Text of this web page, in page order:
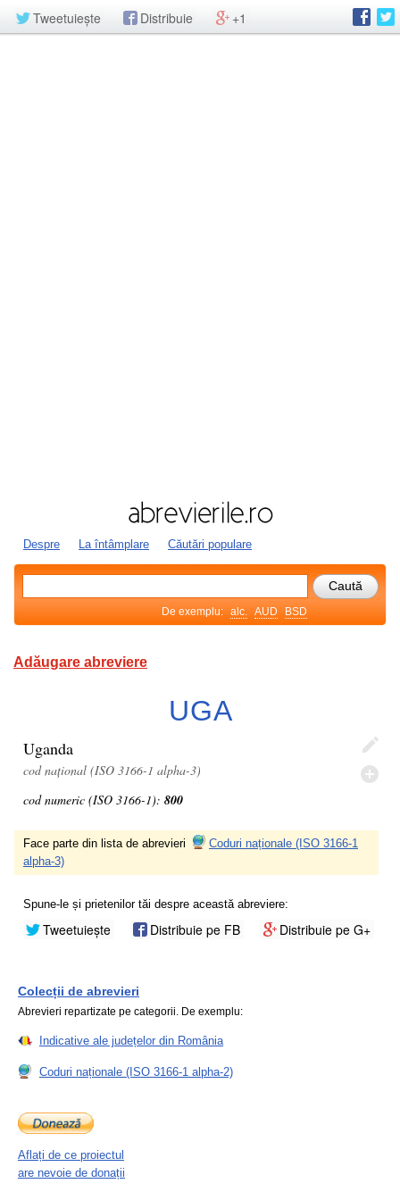
Tweetuiește Distribuie +1
Despre La întâmplare Căutări populare
De exemplu: alc. AUD BSD
Adăugare abreviere
UGA
Uganda
cod național (ISO 3166-1 alpha-3)
cod numeric (ISO 3166-1): 800
Face parte din lista de abrevieri
Coduri naționale (ISO 3166-1
alpha-3)
Spune-le și prietenilor tăi despre această abreviere:
Tweetuiește Distribuie pe FB Distribuie pe G+
Colecții de abrevieri
Abrevieri repartizate pe categorii. De exemplu:
Indicative ale județelor din România
Coduri naționale (ISO 3166-1 alpha-2)
Aflați de ce proiectul
are nevoie de donații